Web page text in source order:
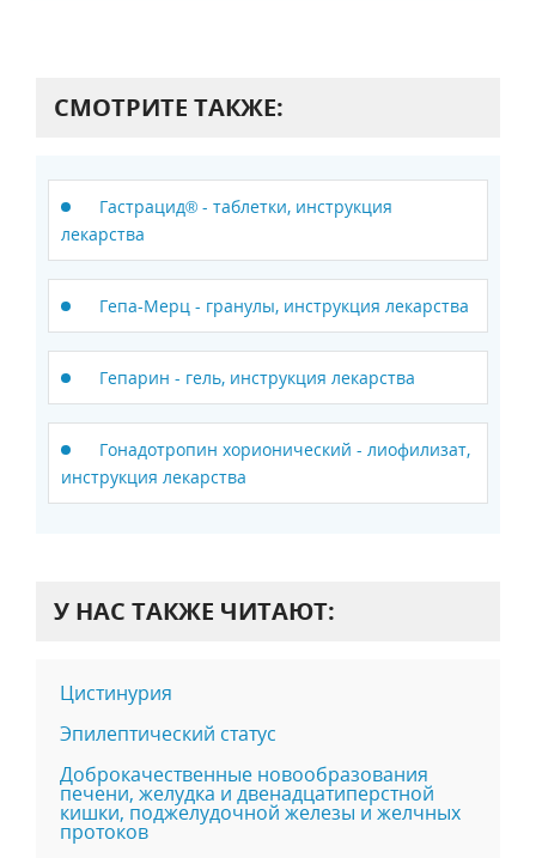
СМОТРИТЕ ТАКЖЕ:
Гастрацид® - таблетки, инструкция
лекарства
Гепа-Мерц - гранулы, инструкция лекарства
Гепарин - гель, инструкция лекарства
Гонадотропин хорионический - лиофилизат,
инструкция лекарства
У НАС ТАКЖЕ ЧИТАЮТ:
Цистинурия
Эпилептический статус
Доброкачественные новообразования
печени, желудка и двенадцатиперстной
кишки, поджелудочной железы и желчных
протоков